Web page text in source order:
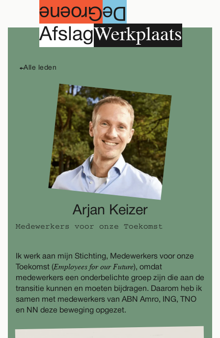
G
roene D
e
AfslagWerkplaats
Alle leden
Arjan Keizer
Medewerkers voor onze Toekomst
Ik werk aan mijn Stichting, Medewerkers voor onze
Toekomst (Employees for our Future), omdat
medewerkers een onderbelichte groep zijn die aan de
transitie kunnen en moeten bijdragen. Daarom heb ik
samen met medewerkers van ABN Amro, ING, TNO
en NN deze beweging opgezet.